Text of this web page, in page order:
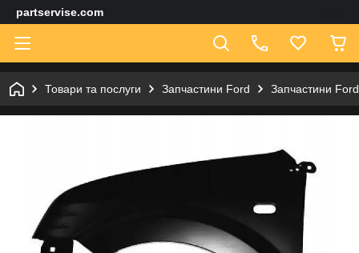
partservise.com
Товари та послуги Запчастини Ford Запчастини